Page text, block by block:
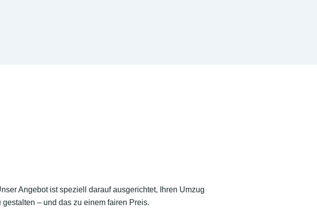
Angebot ist speziell darauf ausgerichtet, Ihren Umzug
– und das zu einem fairen Preis.